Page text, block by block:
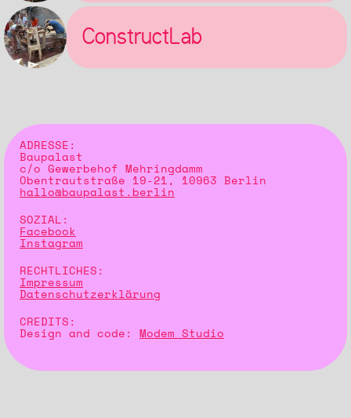
ConstructLab
ADRESSE:
Baupalast
c/o Gewerbehof Mehringdamm
Obentrautstraße 19-21, 10963 Berlin
hallo@baupalast.berlin
SOZIAL:
Facebook
Instagram
RECHTLICHES:
Impressum
Datenschutzerklärung
CREDITS:
Design and code: Modem Studio